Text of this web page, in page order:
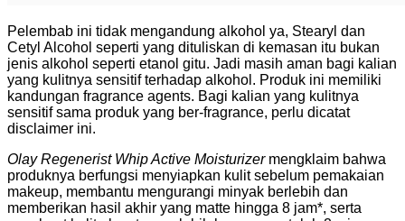
Pelembab ini tidak mengandung alkohol ya, Stearyl dan
Cetyl Alcohol seperti yang dituliskan di kemasan itu bukan
jenis alkohol seperti etanol gitu. Jadi masih aman bagi kalian
yang kulitnya sensitif terhadap alkohol. Produk ini memiliki
kandungan fragrance agents. Bagi kalian yang kulitnya
sensitif sama produk yang ber-fragrance, perlu dicatat
disclaimer ini.
Olay Regenerist Whip Active Moisturizermengklaim bahwa
produknya berfungsi menyiapkan kulit sebelum pemakaian
makeup, membantu mengurangi minyak berlebih dan
memberikan hasil akhir yang matte hingga 8 jam*, serta